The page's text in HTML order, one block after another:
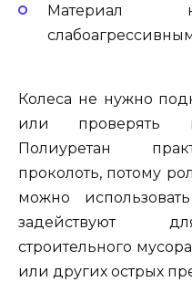
Материал
Колеса не нужно
или проверять
Полиуретан
проколоть, потому
можно
задействуют
строительного
или других острых